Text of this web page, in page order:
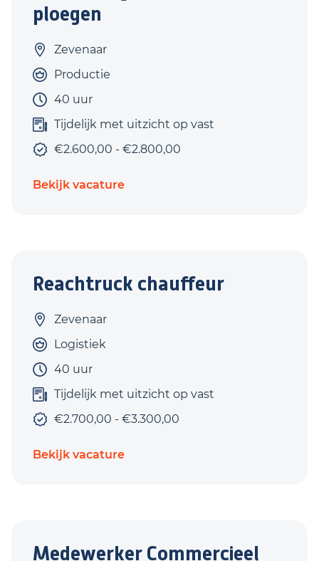
ploegen
Zevenaar
Productie
40 uur
Tijdelijk met uitzicht op vast
€2.600,00 - €2.800,00
Bekijk vacature
Reachtruck chauffeur
Zevenaar
Logistiek
40 uur
Tijdelijk met uitzicht op vast
€2.700,00 - €3.300,00
Bekijk vacature
Medewerker Commercieel